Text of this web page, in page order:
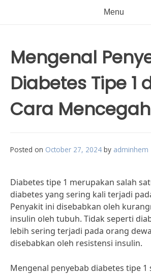
Menu
Mengenal
Diabetes Tipe 1
Cara
Posted on October 27, 2024 by adminhem
Diabetes tipe 1 merupakan salah
diabetes yang sering kali terjadi
Penyakit ini disebabkan oleh
insulin oleh tubuh. Tidak seperti
lebih sering terjadi pada orang
disebabkan oleh resistensi insulin.
Mengenal penyebab diabetes tipe